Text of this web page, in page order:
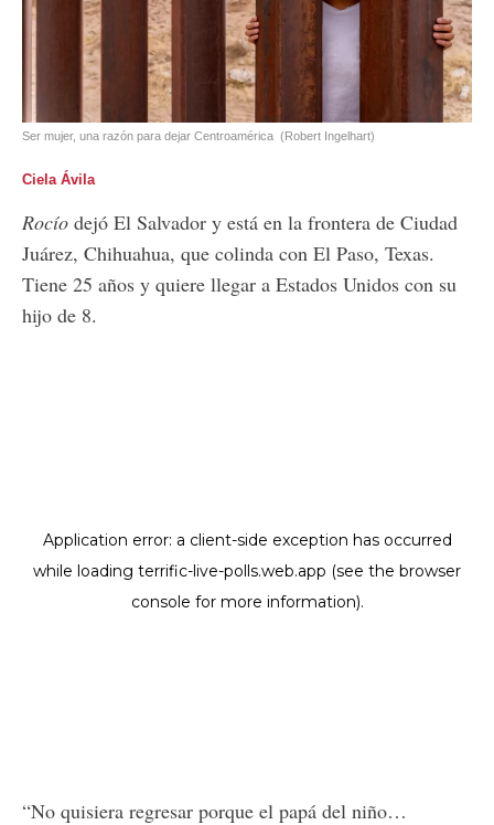
Ser mujer, una razón para dejar Centroamérica (Robert Ingelhart)
Ciela Ávila
Rocío dejó El Salvador y está en la frontera de Ciudad
Juárez, Chihuahua, que colinda con El Paso, Texas.
Tiene 25 años y quiere llegar a Estados Unidos con su
hijo de 8.
“No quisiera regresar porque el papá del niño…